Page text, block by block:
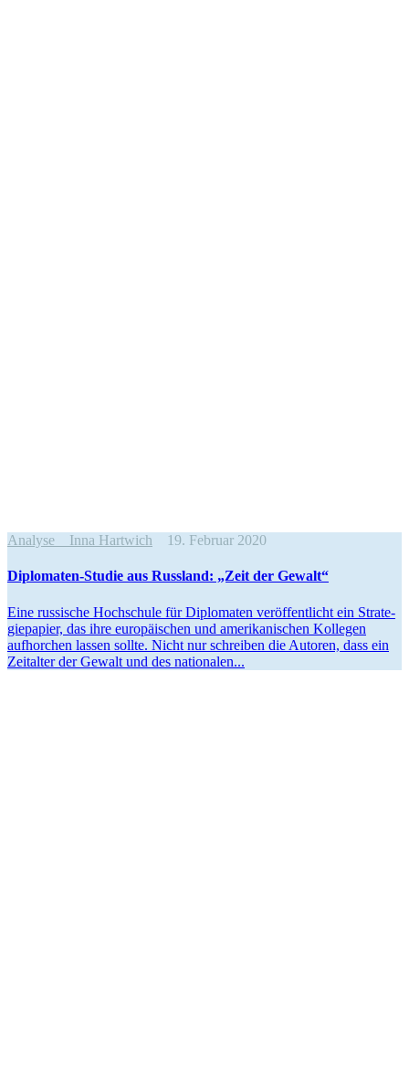
Analyse Inna Hartwich 19. Februar 2020
Diplo­maten-Studie aus Russland: „Zeit der Gewalt“
Eine russische Hochschule für Diplo­maten veröf­fent­licht ein Strate­
gie­papier, das ihre europäi­schen und ameri­ka­ni­schen Kollegen
aufhorchen lassen sollte. Nicht nur schreiben die Autoren, dass ein
Zeitalter der Gewalt und des nationalen...